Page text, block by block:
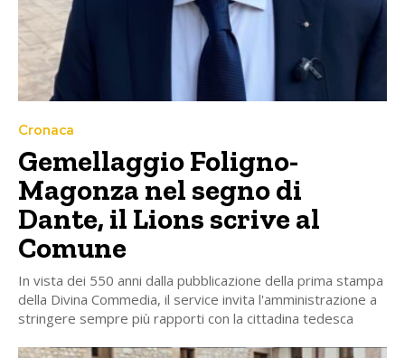
Cronaca
Gemellaggio Foligno-
Magonza nel segno di
Dante, il Lions scrive al
Comune
In vista dei 550 anni dalla pubblicazione della prima stampa
della Divina Commedia, il service invita l'amministrazione a
stringere sempre più rapporti con la cittadina tedesca